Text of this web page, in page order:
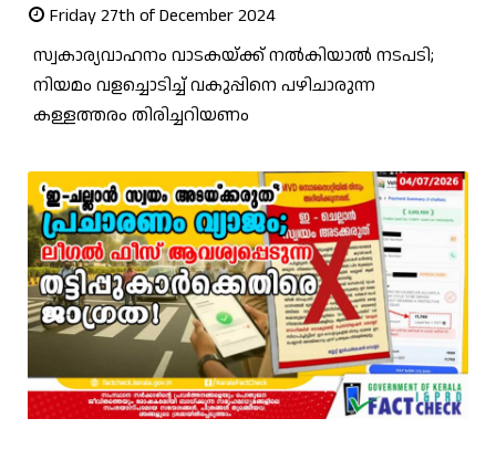
Friday 27th of December 2024
സ്വകാര്യവാഹനം വാടകയ്ക്ക് നൽകിയാൽ നടപടി;
നിയമം വളച്ചൊടിച്ച് വകുപ്പിനെ പഴിചാരുന്ന
കള്ളത്തരം തിരിച്ചറിയണം